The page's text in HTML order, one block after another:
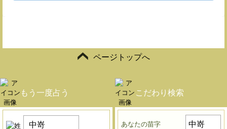
ページトップへ
もう一度占う こだわり検索
あなたの苗字